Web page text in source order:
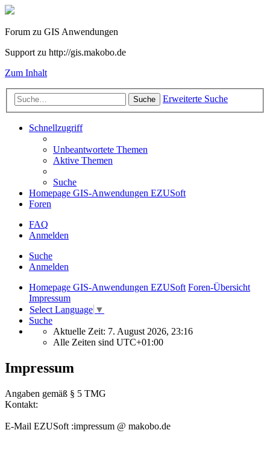
Forum zu GIS Anwendungen
Support zu http://gis.makobo.de
Zum Inhalt
Suche Erweiterte Suche
Schnellzugriff
Unbeantwortete Themen
Aktive Themen
Suche
Homepage GIS-Anwendungen EZUSoft
Foren
FAQ
Anmelden
Suche
Anmelden
Homepage GIS-Anwendungen EZUSoft Foren-Übersicht
Impressum
Select Language ▼
Suche
Aktuelle Zeit: 7. August 2026, 23:16
Alle Zeiten sind UTC+01:00
Impressum
Angaben gemäß § 5 TMG
Kontakt:
E-Mail EZUSoft :impressum @ makobo.de